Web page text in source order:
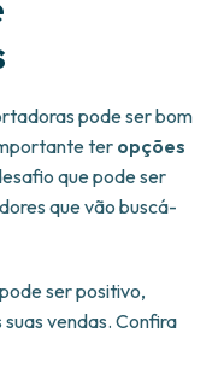
pode ser bom
teropções
que pode ser
que vão buscá-
ser positivo,
vendas. Confira